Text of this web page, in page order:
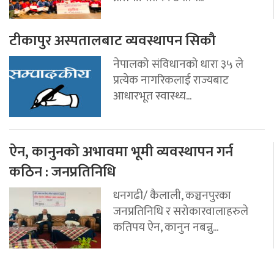
टीकापुर अस्पतालबाट व्यवस्थापन सिकौ
नेपालको संविधानको धारा ३५ ले
प्रत्येक नागरिकलाई राज्यबाट
आधारभूत स्वास्थ्य...
ऐन, कानुनको अभावमा भूमी व्यवस्थापन गर्न
कठिन : जनप्रतिनिधि
धनगढी/ कैलाली, कञ्चनपुरका
जनप्रतिनिधि र सरोकारवालाहरुले
कतिपय ऐन, कानुन नबन्नु...